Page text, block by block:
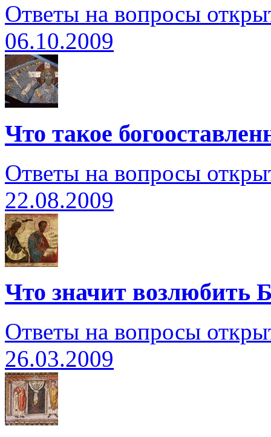
Ответы на вопросы
06.10.2009
Что такое
Ответы на вопросы
22.08.2009
Что значит возлюбить
Ответы на вопросы
26.03.2009